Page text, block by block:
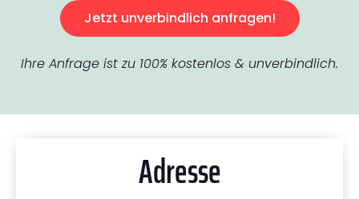
Jetzt unverbindlich anfragen!
Ihre Anfrage ist zu 100% kostenlos & unverbindlich.
Adresse